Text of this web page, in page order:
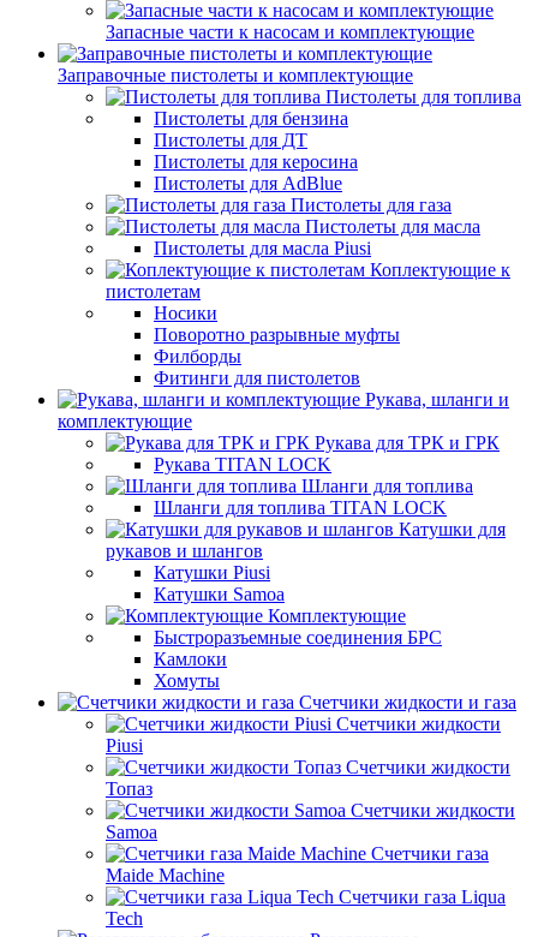
Запасные части к насосам и комплектующие
Заправочные пистолеты и комплектующие
Пистолеты для топлива
Пистолеты для бензина
Пистолеты для ДТ
Пистолеты для керосина
Пистолеты для AdBlue
Пистолеты для газа
Пистолеты для масла
Пистолеты для масла Piusi
Коплектующие к
пистолетам
Носики
Поворотно разрывные муфты
Филборды
Фитинги для пистолетов
Рукава, шланги и
комплектующие
Рукава для ТРК и ГРК
Рукава TITAN LOCK
Шланги для топлива
Шланги для топлива TITAN LOCK
Катушки для
рукавов и шлангов
Катушки Piusi
Катушки Samoa
Комплектующие
Быстроразъемные соединения БРС
Камлоки
Хомуты
Счетчики жидкости и газа
Счетчики жидкости
Piusi
Счетчики жидкости
Топаз
Счетчики жидкости
Samoa
Счетчики газа
Maide Machine
Счетчики газа Liqua
Tech